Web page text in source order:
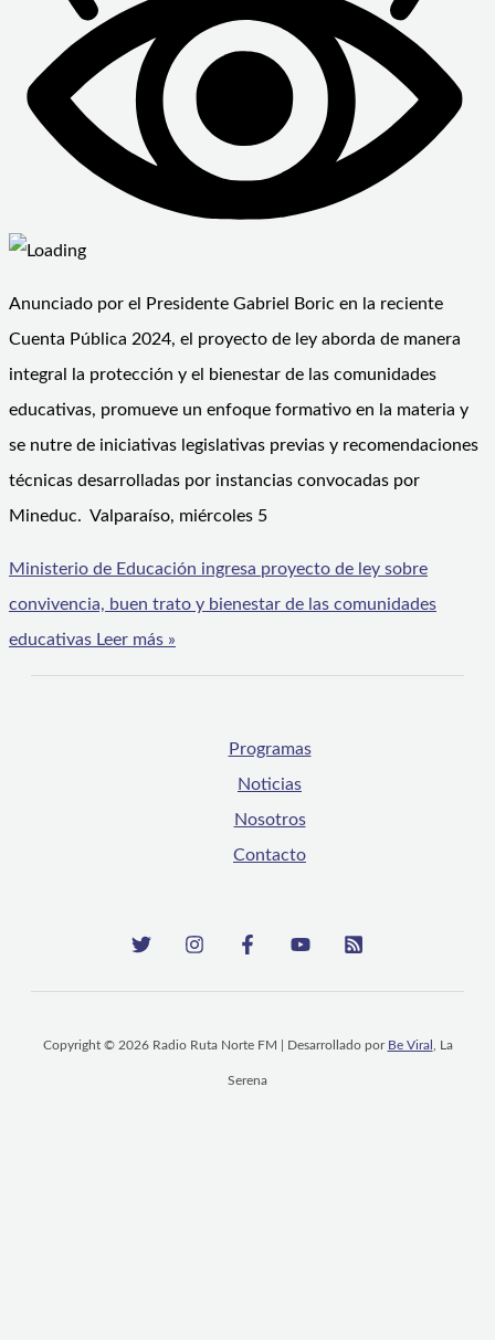
Anunciado por el Presidente Gabriel Boric en la reciente
Cuenta Pública 2024, el proyecto de ley aborda de manera
integral la protección y el bienestar de las comunidades
educativas, promueve un enfoque formativo en la materia y
se nutre de iniciativas legislativas previas y recomendaciones
técnicas desarrolladas por instancias convocadas por
Mineduc. Valparaíso, miércoles 5
Ministerio de Educación ingresa proyecto de ley sobre
convivencia, buen trato y bienestar de las comunidades
educativas Leer más »
Programas
Noticias
Nosotros
Contacto
Copyright © 2026 Radio Ruta Norte FM | Desarrollado por Be Viral , La
Serena